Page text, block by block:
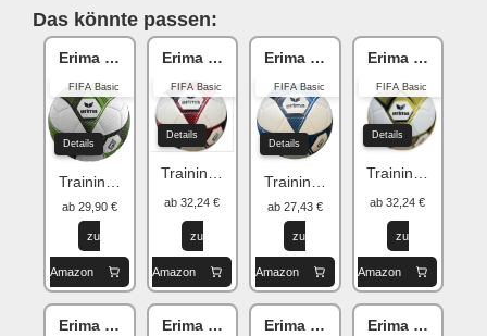
Das könnte passen:
Erima HYBRID
FIFA Basic
Details
Training 2.0
ab 29,90 €
zu
Amazon
Erima HYBRID
FIFA Basic
Details
Training 2.0
ab 32,24 €
zu
Amazon
Erima Hybrid
FIFA Basic
Details
Training 2.0
ab 27,43 €
zu
Amazon
Erima HYBRID
FIFA Basic
Details
Training 2.0
ab 32,24 €
zu
Amazon
Erima HYBRID Erima HYBRID Erima Hybrid Erima Hybrid